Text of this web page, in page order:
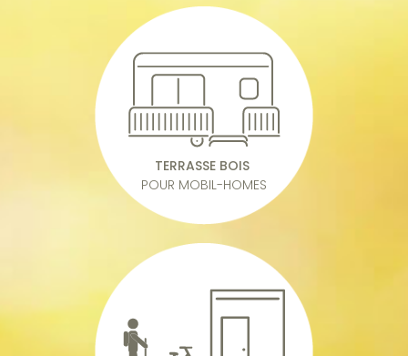
TERRASSE BOIS
POUR MOBIL-HOMES